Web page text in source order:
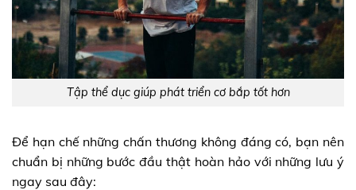
Tập thể dục giúp phát triển cơ bắp tốt hơn
Để hạn chế những chấn thương không đáng có, bạn nên
chuẩn bị những bước đầu thật hoàn hảo với những lưu ý
ngay sau đây: